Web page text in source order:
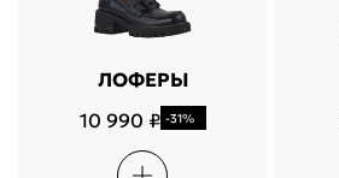
ЛОФЕРЫ
10 990 ₽ -31%